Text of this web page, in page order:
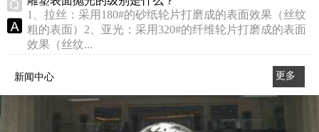
1、拉丝：采用180#的砂纸轮片打磨成的表面效果（丝纹
粗的表面）2、亚光：采用320#的纤维轮片打磨成的表面
效果（丝纹...
新闻中心
更多
>>